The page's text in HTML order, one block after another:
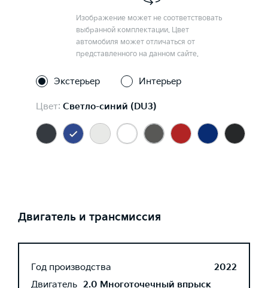
Изображение может не соответствовать
выбранной комплектации. Цвет
автомобиля может отличаться от
представленного на данном сайте.
Экстерьер Интерьер
Цвет: Светло-синий (DU3)
Двигатель и трансмиссия
Год производства
2022
Двигатель 2.0 Многоточечный впрыск